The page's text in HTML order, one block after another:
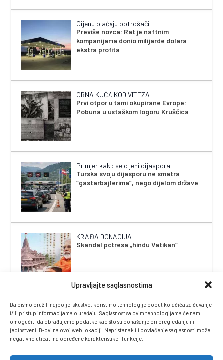
Upravljajte saglasnostima
Da bismo pružili najbolje iskustvo, koristimo tehnologije poput kolačića za čuvanje
i/ili pristup informacijama o uređaju. Saglasnost sa ovim tehnologijama će nam
omogućiti da obrađujemo podatke kao što su ponašanje pri pregledanju ili
jedinstveni ID-ovi na ovoj web lokaciji. Nepristanak ili povlačenje saglasnosti može
negativno uticati na određene karakteristike i funkcije.
Cijenu plaćaju potrošači
Previše novca: Rat je naftnim
kompanijama donio milijarde dolara
ekstra profita
CRNA KUĆA KOD VITEZA
Prvi otpor u tami okupirane Evrope:
Pobuna u ustaškom logoru Kruščica
Primjer kako se cijeni dijaspora
Turska svoju dijasporu ne smatra
“gastarbajterima”, nego dijelom države
KRAĐA DONACIJA
Skandal potresa „hindu Vatikan“